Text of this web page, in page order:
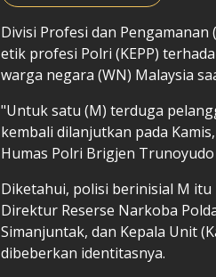
Divisi Profesi dan Pengamanan
etik profesi Polri (KEPP)
warga negara (WN) Malaysia
"Untuk satu (M) terduga
kembali dilanjutkan pada
Humas Polri Brigjen
Diketahui, polisi berinisial M
Direktur Reserse Narkoba
Simanjuntak, dan Kepala Unit
dibeberkan identitasnya.